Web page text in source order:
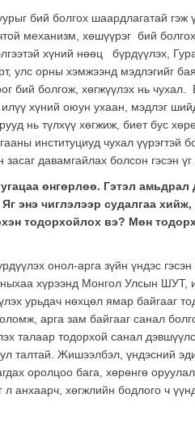
бий болгох шаардлагатай гэж
механизм, хөшүүрэг бий
хүний нөөц бүрдүүлэх,
улс орны хэмжээнд мэдлэгийг
бий болгож, хөгжүүлэх нь чухал.
хүний оюун ухаан, мэдлэг
нь түлхүү хөгжиж, биет бус
институциуд чухал үүрэгтэй
давамгайлах болсон гэсэн үг
өнгөрлөө. Гэтэл амьдрал
энэ чиглэлээр судалгаа
тодорхойлох вэ? Мөн
онол-арга зүйн үндэс гэсэн
хүрээнд Монгол Улсын ШУТ,
урьдач нөхцөл ямар байгааг
арга зам байгааг санал
талаар тодорхой санал
талтай. Жишээлбэл, үндэсний
оролцоо бага, хөрөнгө
л анхаарч, хөгжлийн бодлого ч